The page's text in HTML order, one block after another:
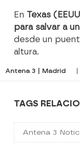
En Texas
para salvar a
desde un
altura.
Antena 3 | Madrid
TAGS
Antena 3